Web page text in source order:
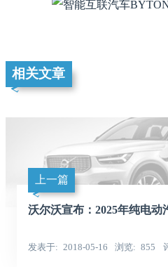
相关文章
上一篇
沃尔沃宣布：2025年纯电动
发表于 2018-05-16 浏览 855